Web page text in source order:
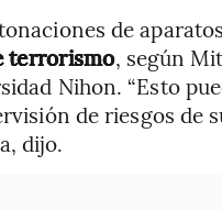
de
terrorismo, según
Nihon. “Esto
de riesgos de
dijo.